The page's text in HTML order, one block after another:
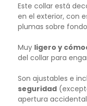
Este collar está
en el exterior, con
plumas sobre
Muy ligero y
del collar para
Son ajustables e
seguridad
apertura